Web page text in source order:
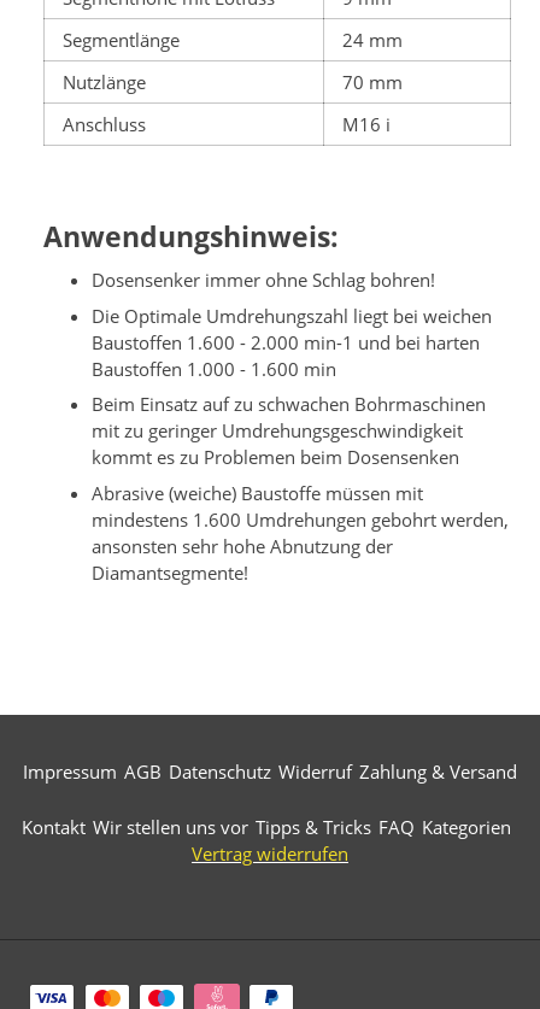
Segmentlänge
24 mm
Nutzlänge
70 mm
Anschluss
M16 i
Anwendungshinweis:
Dosensenker immer ohne Schlag bohren!
Die Optimale Umdrehungszahl liegt bei weichen
Baustoffen 1.600 - 2.000 min-1 und bei harten
Baustoffen 1.000 - 1.600 min
Beim Einsatz auf zu schwachen Bohrmaschinen
mit zu geringer Umdrehungsgeschwindigkeit
kommt es zu Problemen beim Dosensenken
Abrasive (weiche) Baustoffe müssen mit
mindestens 1.600 Umdrehungen gebohrt werden,
ansonsten sehr hohe Abnutzung der
Diamantsegmente!
Impressum AGB Datenschutz Widerruf Zahlung & Versand
Kontakt Wir stellen uns vor Tipps & Tricks FAQ Kategorien
Vertrag widerrufen
Zahlungsarten